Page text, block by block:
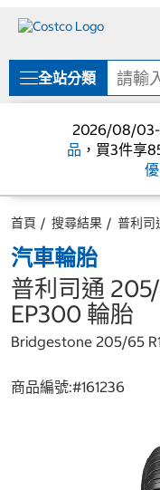
單
全站分類
2026/08/
品 ，買3件享
首頁 搜尋結果 普利司
汽車輪胎
普利司通
EP300 輪胎
Bridgestone 205/65
商品編號:#161236